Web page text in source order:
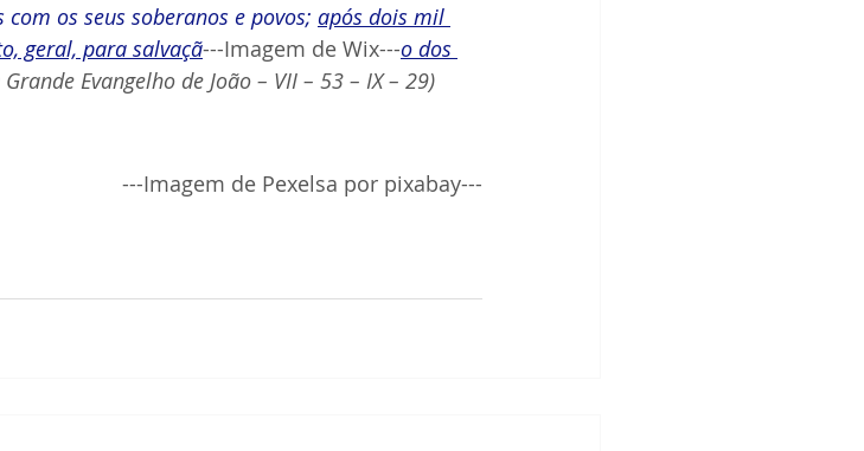
os seus soberanos e povos; após dois mil
geral, para salvaçã---Imagem de Wix---o dos
Evangelho de João – VII – 53 – IX – 29)
---Imagem de Pexelsa por pixabay---